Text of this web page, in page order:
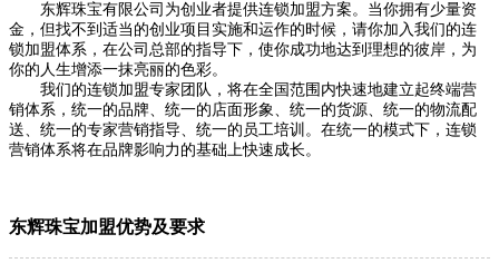
东辉珠宝有限公司为创业者提供连锁加盟方案。当你拥有少量资
金，但找不到适当的创业项目实施和运作的时候，请你加入我们的连
锁加盟体系，在公司总部的指导下，使你成功地达到理想的彼岸，为
你的人生增添一抹亮丽的色彩。
我们的连锁加盟专家团队，将在全国范围内快速地建立起终端营
销体系，统一的品牌、统一的店面形象、统一的货源、统一的物流配
送、统一的专家营销指导、统一的员工培训。在统一的模式下，连锁
营销体系将在品牌影响力的基础上快速成长。
东辉珠宝加盟优势及要求